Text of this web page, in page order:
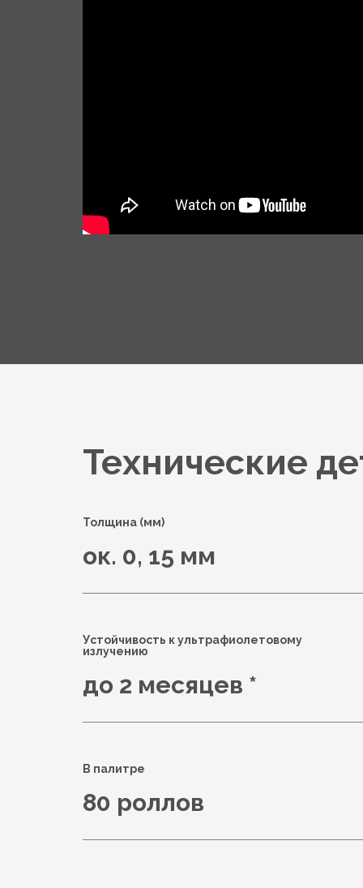
Технические
Толщина (мм)
ок. 0, 15 мм
Устойчивость к ультрафиолетовому
излучению
до 2 месяцев *
В палитре
80 роллов